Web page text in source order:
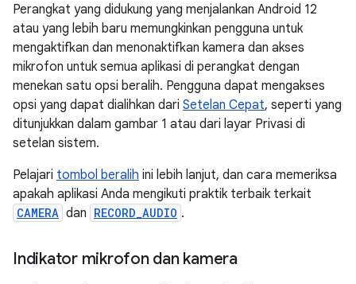
Perangkat yang didukung yang menjalankan Android 12
atau yang lebih baru memungkinkan pengguna untuk
mengaktifkan dan menonaktifkan kamera dan akses
mikrofon untuk semua aplikasi di perangkat dengan
menekan satu opsi beralih. Pengguna dapat mengakses
opsi yang dapat dialihkan dari Setelan Cepat, seperti yang
ditunjukkan dalam gambar 1 atau dari layar Privasi di
setelan sistem.
Pelajari tombol beralih ini lebih lanjut, dan cara memeriksa
apakah aplikasi Anda mengikuti praktik terbaik terkait
CAMERA dan RECORD_AUDIO .
Indikator mikrofon dan kamera